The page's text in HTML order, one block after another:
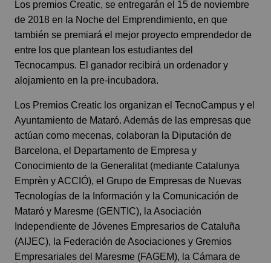
Los premios Creatic, se entregarán el 15 de noviembre
de 2018 en la Noche del Emprendimiento, en que
también se premiará el mejor proyecto emprendedor de
entre los que plantean los estudiantes del
Tecnocampus. El ganador recibirá un ordenador y
alojamiento en la pre-incubadora.
Los Premios Creatic los organizan el TecnoCampus y el
Ayuntamiento de Mataró. Además de las empresas que
actúan como mecenas, colaboran la Diputación de
Barcelona, el Departamento de Empresa y
Conocimiento de la Generalitat (mediante Catalunya
Emprèn y ACCIÓ), el Grupo de Empresas de Nuevas
Tecnologías de la Información y la Comunicación de
Mataró y Maresme (GENTIC), la Asociación
Independiente de Jóvenes Empresarios de Cataluña
(AIJEC), la Federación de Asociaciones y Gremios
Empresariales del Maresme (FAGEM), la Cámara de